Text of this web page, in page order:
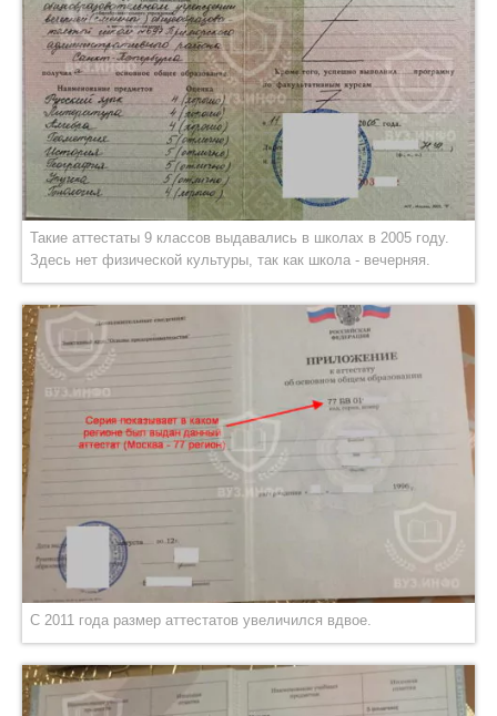
Такие аттестаты 9 классов выдавались в школах в 2005 году.
Здесь нет физической культуры, так как школа - вечерняя.
С 2011 года размер аттестатов увеличился вдвое.